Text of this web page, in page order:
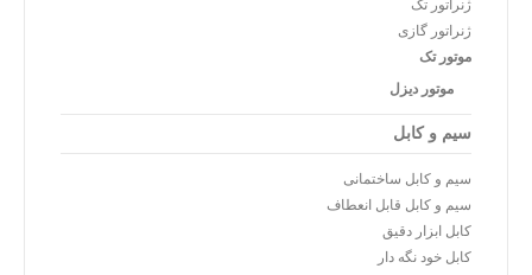
ژنراتور تک
ژنراتور گازی
موتور تک
موتور دیزل
سیم و کابل
سیم و کابل ساختمانی
سیم و کابل قابل انعطاف
کابل ابزار دقیق
کابل خود نگه دار